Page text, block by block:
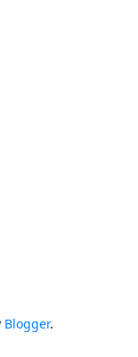
Blogger.